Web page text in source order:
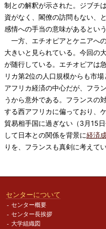
制との解釈が示された。ジブチ
資がなく、閣僚の訪問もない、
感情への手当の意味があるとい
一方、エチオピアとケニアへ
大きいと見られている。今回の
が随行している。エチオピアは
リカ第2位の人口規模からも市
アフリカ経済の中心だが、フラ
うから意外である。フランスの
する西アフリカに偏っており、
貿易相手国に過ぎない（3月15
して日本との関係を背景に経済
りを、フランスも真剣に考えて
センターについて
センター概要
センター長挨拶
大学組織図